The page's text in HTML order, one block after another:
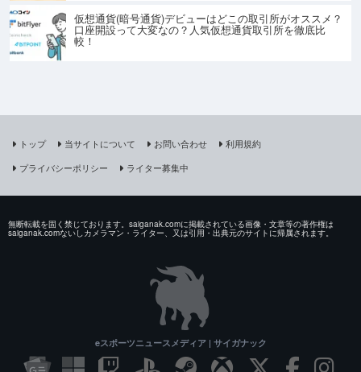
仮想通貨(暗号通貨)デビューはどこの取引所がオススメ？
口座開設って大変なの？人気仮想通貨取引所を徹底比
較！
トップ 当サイトについて お問い合わせ
利用規約
プライバシーポリシー
ライター募集中
無断転載を固く禁じております。saiganak.comに掲載されている画像・文章等の著作権は
saiganak.comないしカメラマン・ライター、又は引用・出典元のサイトに帰属されます。
eスポーツニュースメディア | サイガナック